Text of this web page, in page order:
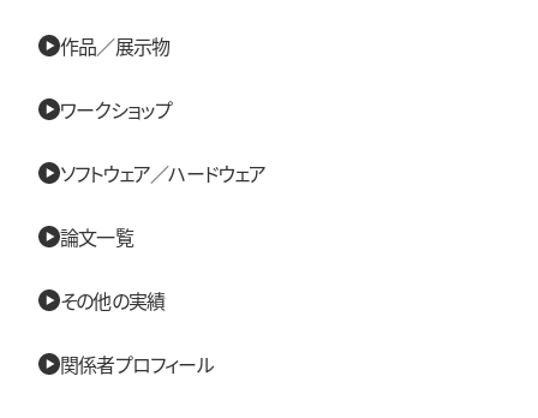
作品／展示物
ワークショップ
ソフトウェア／ハードウェア
論文一覧
その他の実績
関係者プロフィール